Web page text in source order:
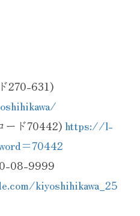
270-631)
ード70442)https://l-
08-9999
kiyoshihikawa_25